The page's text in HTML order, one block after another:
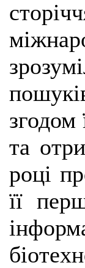
згодом
та
році
її